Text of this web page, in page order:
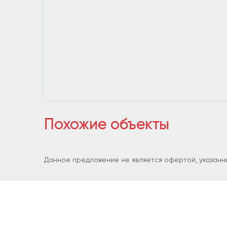
Похожие объекты
Данное предложение не является офертой,